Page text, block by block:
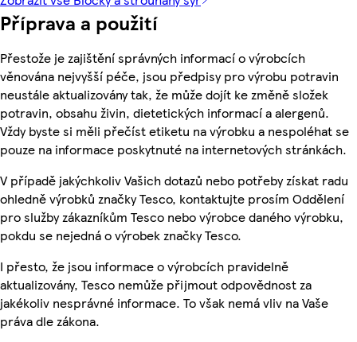
Příprava a použití
Přestože je zajištění správných informací o výrobcích
věnována nejvyšší péče, jsou předpisy pro výrobu potravin
neustále aktualizovány tak, že může dojít ke změně složek
potravin, obsahu živin, dietetických informací a alergenů.
Vždy byste si měli přečíst etiketu na výrobku a nespoléhat se
pouze na informace poskytnuté na internetových stránkách.
V případě jakýchkoliv Vašich dotazů nebo potřeby získat radu
ohledně výrobků značky Tesco, kontaktujte prosím Oddělení
pro služby zákazníkům Tesco nebo výrobce daného výrobku,
pokdu se nejedná o výrobek značky Tesco.
I přesto, že jsou informace o výrobcích pravidelně
aktualizovány, Tesco nemůže přijmout odpovědnost za
jakékoliv nesprávné informace. To však nemá vliv na Vaše
práva dle zákona.